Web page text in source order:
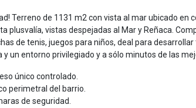
Terreno de 1131 m2 con vista al mar ubicado en
plusvalía, vistas despejadas al Mar y Reñaca.
de tenis, juegos para niños, deal para
y un entorno privilegiado y a sólo minutos de las
único controlado.
perimetral del barrio.
de seguridad.